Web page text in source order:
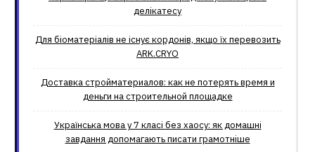
делікатесу
Для біоматеріалів не існує кордонів, якщо їх перевозить
ARK.CRYO
Доставка стройматериалов: как не потерять время и
деньги на строительной площадке
Українська мова у 7 класі без хаосу: як домашні
завдання допомагають писати грамотніше